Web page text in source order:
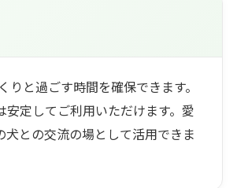
と過ごす時間を確保できます。
定してご利用いただけます。愛
との交流の場として活用できま